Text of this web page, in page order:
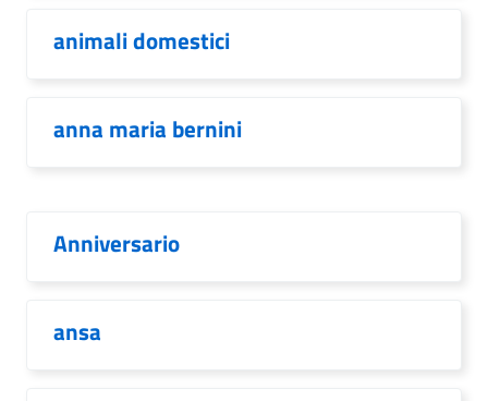
animali domestici
anna maria bernini
Anniversario
ansa